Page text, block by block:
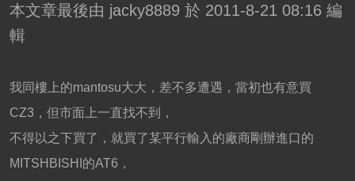
本文章最後由 jacky8889 於 2011-8-21 08:16 編
輯
我同樓上的mantosu大大，差不多遭遇，當初也有意買
CZ3，但市面上一直找不到，
不得以之下買了，就買了某平行輸入的廠商剛辦進口的
MITSHBISHI的AT6，